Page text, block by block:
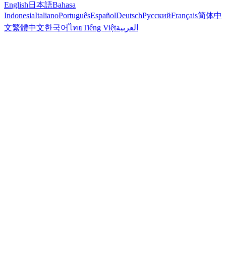
English 日本語Bahasa
IndonesiaItalianoPortuguêsEspañolDeutschРусскийFrançais简体中
文繁體中文한국어ไทยTiếng Việtالعربية